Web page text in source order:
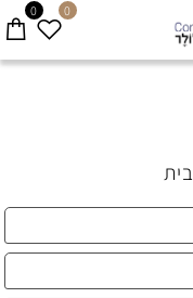
0 0